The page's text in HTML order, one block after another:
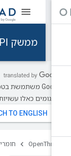
ממשק API נוכחי
כאלו עשויות
חומרי עזר